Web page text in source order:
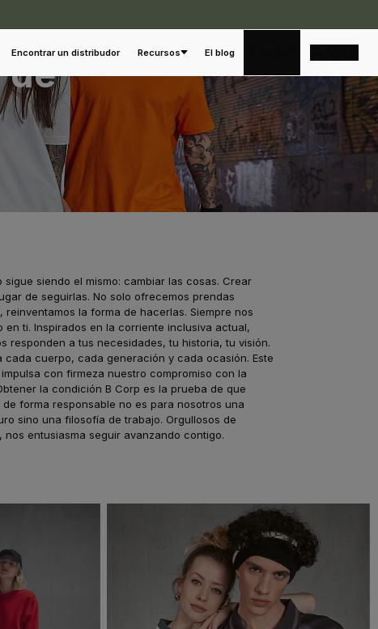
Encontrar un distribudor Recursos El blog
de
sigue siendo el mismo: cambiar las cosas. Crear
de seguirlas. No solo ofrecemos prendas
reinventamos la forma de hacerlas. Siempre nos
en ti. Inspirados en la corriente inclusiva actual,
responden a tus necesidades, tu historia, tu visión.
cada cuerpo, cada generación y cada ocasión. Este
con firmeza nuestro compromiso con la
la condición B Corp es la prueba de que
forma responsable no es para nosotros una
sino una filosofía de trabajo. Orgullosos de
nos entusiasma seguir avanzando contigo.